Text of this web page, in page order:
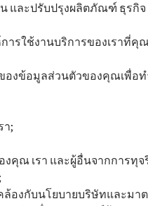
และปรับปรุงผลิตภัณฑ์ ธุรกิจ
ารใช้งานบริการของเราที่คุ
งข้อมูลส่วนตัวของคุณเพื่อ
า;
ณ เรา และผู้อื่นจากการทุจ
องกับนโยบายบริษัทและมา